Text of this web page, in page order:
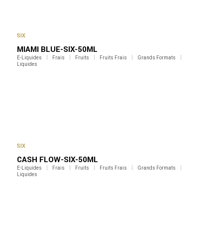
SIX
MIAMI BLUE-SIX-50ML
E-Liquides Frais Fruits Fruits Frais
Grands Formats
Liquides
SIX
CASH FLOW-SIX-50ML
E-Liquides Frais Fruits Fruits Frais
Grands Formats
Liquides